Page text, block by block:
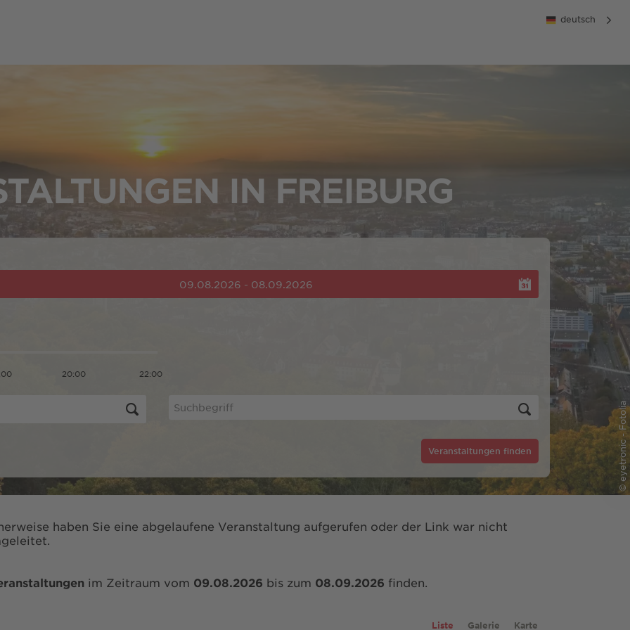
deutsch
© eyetronic - Fotolia
IN FREIBURG
09.08.2026 - 08.09.2026
20:00 22:00
Veranstaltungen finden
haben Sie eine abgelaufene Veranstaltung aufgerufen oder der Link war nicht
im Zeitraum vom 09.08.2026 bis zum 08.09.2026 finden.
Liste Galerie Karte